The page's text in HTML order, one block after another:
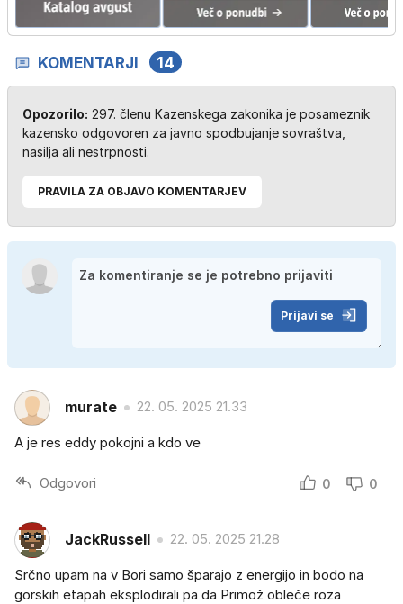
KOMENTARJI 14
Opozorilo: 297. členu Kazenskega zakonika je posameznik
kazensko odgovoren za javno spodbujanje sovraštva,
nasilja ali nestrpnosti.
PRAVILA ZA OBJAVO KOMENTARJEV
Prijavi se
murate 22. 05. 2025 21.33
A je res eddy pokojni a kdo ve
Odgovori 0 0
JackRussell 22. 05. 2025 21.28
Srčno upam na v Bori samo šparajo z energijo in bodo na
gorskih etapah eksplodirali pa da Primož obleče roza